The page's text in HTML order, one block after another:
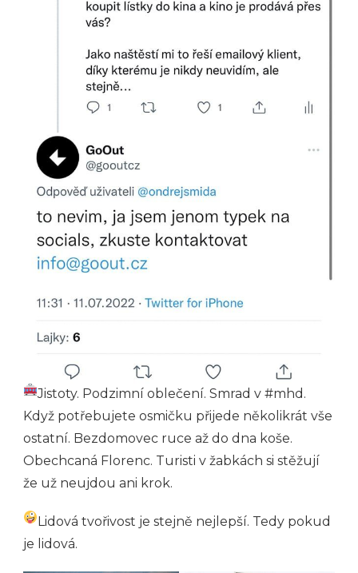
Jistoty. Podzimní oblečení. Smrad v #mhd.
Když potřebujete osmičku přijede několikrát vše
ostatní. Bezdomovec ruce až do dna koše.
Obechcaná Florenc. Turisti v žabkách si stěžují
že už neujdou ani krok.
Lidová tvořivost je stejně nejlepší. Tedy pokud
je lidová.